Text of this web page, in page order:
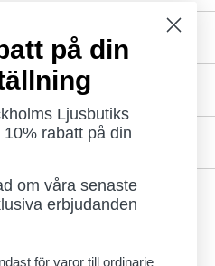
på din
Ljusbutiks
rabatt på din
om våra senaste
erbjudanden
för varor till ordinarie